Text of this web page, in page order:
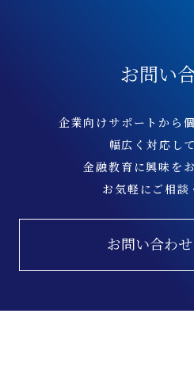
お問い
企業向けサポートから
幅広く対応し
金融教育に興味を
お気軽にご相談
お問い合わ